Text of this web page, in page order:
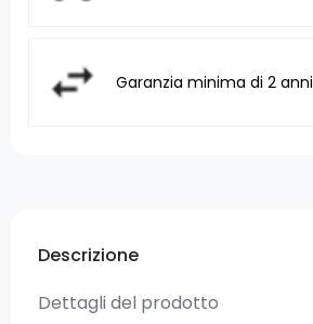
Garanzia minima di 2 anni
Descrizione
Dettagli del prodotto